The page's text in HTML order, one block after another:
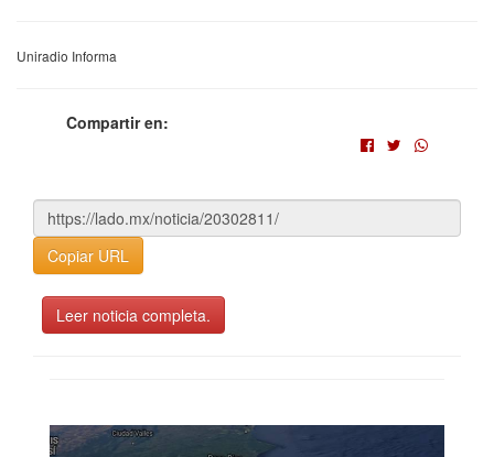
Uniradio Informa
Compartir en:
Copiar URL
Leer noticia completa.